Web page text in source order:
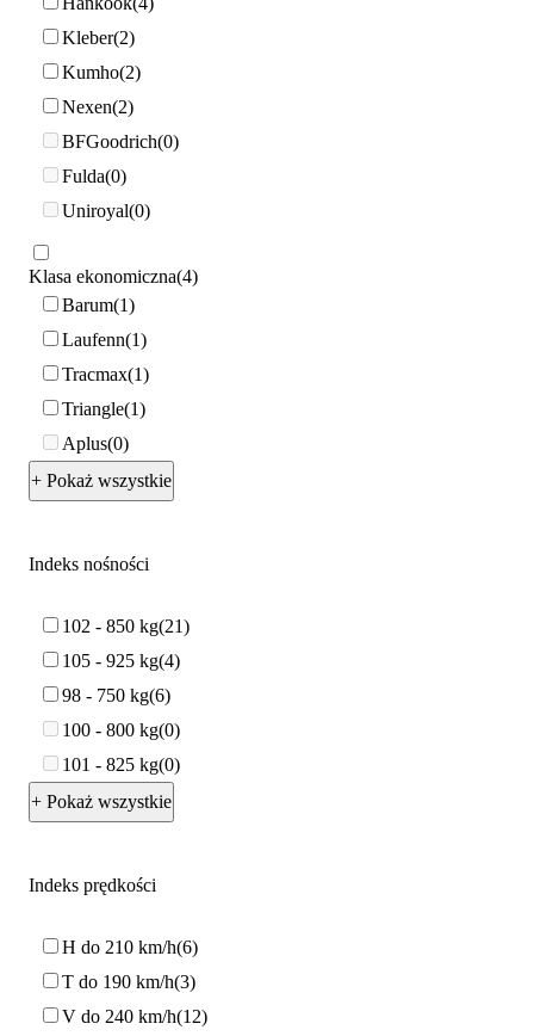
Kleber 2
Kumho 2
Nexen 2
BFGoodrich 0
Fulda 0
Uniroyal 0
Klasa ekonomiczna 4
Barum 1
Laufenn 1
Tracmax 1
Triangle 1
Aplus 0
+ Pokaż wszystkie
Indeks nośności
102 - 850 kg 21
105 - 925 kg 4
98 - 750 kg 6
100 - 800 kg 0
101 - 825 kg 0
+ Pokaż wszystkie
Indeks prędkości
H do 210 km/h 6
T do 190 km/h 3
V do 240 km/h 12